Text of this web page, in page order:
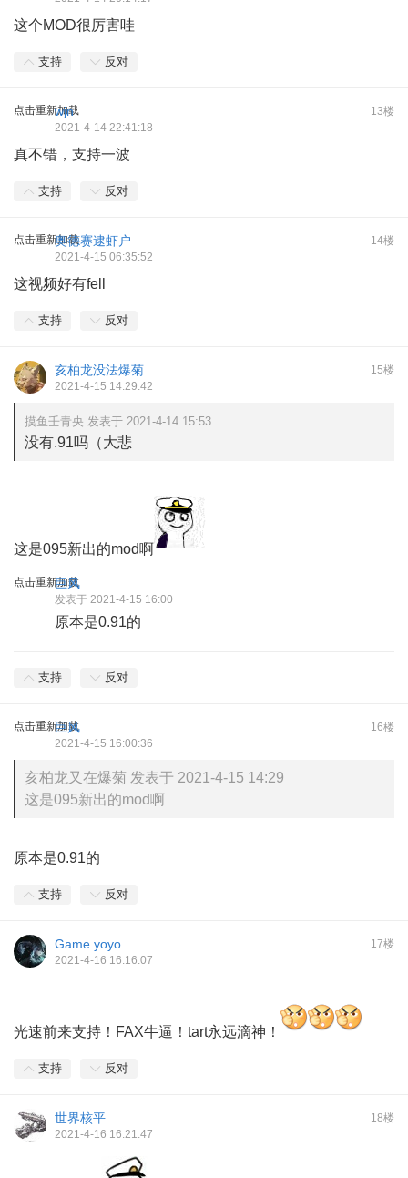
这个MOD很厉害哇
支持 反对
点击重新加载 13楼
wjn
2021-4-14 22:41:18
真不错，支持一波
支持 反对
点击重新加载 14楼
奥德赛逮虾户
2021-4-15 06:35:52
这视频好有fell
支持 反对
15楼
亥柏龙没法爆菊
2021-4-15 14:29:42
摸鱼壬青央 发表于 2021-4-14 15:53
没有.91吗（大悲
这是095新出的mod啊
点击重新加载
巨风
发表于 2021-4-15 16:00
原本是0.91的
支持 反对
点击重新加载 16楼
巨风
2021-4-15 16:00:36
亥柏龙又在爆菊 发表于 2021-4-15 14:29
这是095新出的mod啊
原本是0.91的
支持 反对
17楼
Game.yoyo
2021-4-16 16:16:07
光速前来支持！FAX牛逼！tart永远滴神！
支持 反对
18楼
世界核平
2021-4-16 16:21:47